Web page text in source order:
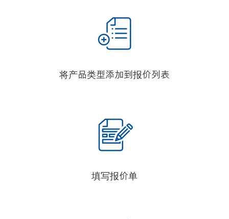
将产品类型添加到报价列表
填写报价单